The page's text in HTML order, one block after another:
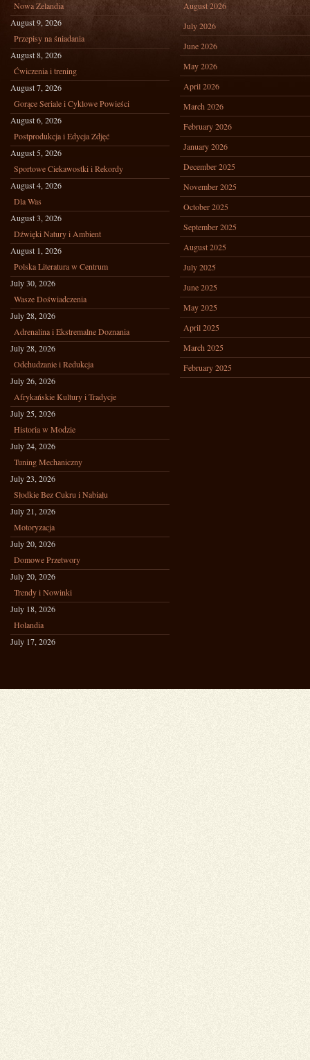
Nowa Zelandia
August 9, 2026
Przepisy na śniadania
August 8, 2026
Ćwiczenia i trening
August 7, 2026
Gorące Seriale i Cyklowe Powieści
August 6, 2026
Postprodukcja i Edycja Zdjęć
August 5, 2026
Sportowe Ciekawostki i Rekordy
August 4, 2026
Dla Was
August 3, 2026
Dźwięki Natury i Ambient
August 1, 2026
Polska Literatura w Centrum
July 30, 2026
Wasze Doświadczenia
July 28, 2026
Adrenalina i Ekstremalne Doznania
July 28, 2026
Odchudzanie i Redukcja
July 26, 2026
Afrykańskie Kultury i Tradycje
July 25, 2026
Historia w Modzie
July 24, 2026
Tuning Mechaniczny
July 23, 2026
Słodkie Bez Cukru i Nabiału
July 21, 2026
Motoryzacja
July 20, 2026
Domowe Przetwory
July 20, 2026
Trendy i Nowinki
July 18, 2026
Holandia
July 17, 2026
August 2026
July 2026
June 2026
May 2026
April 2026
March 2026
February 2026
January 2026
December 2025
November 2025
October 2025
September 2025
August 2025
July 2025
June 2025
May 2025
April 2025
March 2025
February 2025